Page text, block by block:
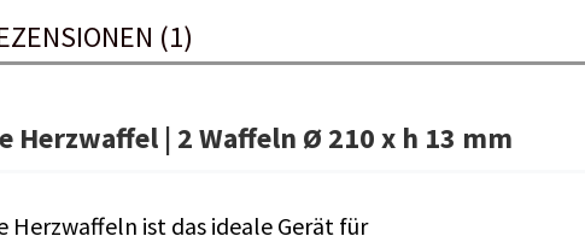
(1)
Herzwaffel | 2 Waffeln Ø 210 x h 13 mm
Herzwaffeln ist das ideale Gerät für